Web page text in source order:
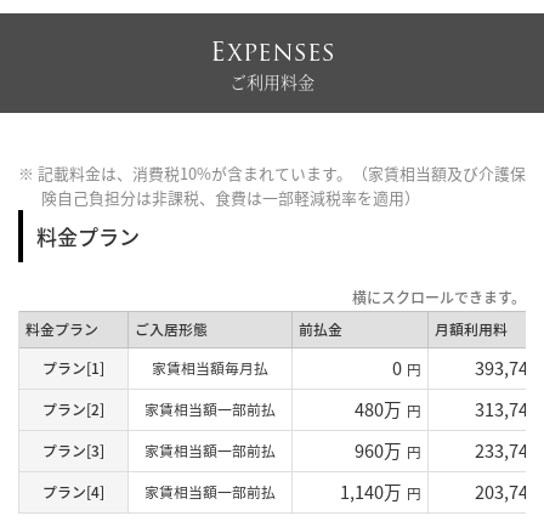
Expenses
ご利用料金
※ 記載料金は、消費税10%が含まれています。（家賃相当額及び介護保
険自己負担分は非課税、食費は一部軽減税率を適用）
料金プラン
料金プラン ご入居形態 前払金
月額利用料
プラン[1]
家賃相当額毎月払 0 円 393,740
プラン[2]
家賃相当額一部前払 480万 円 313,740
プラン[3]
家賃相当額一部前払 960万 円 233,740
プラン[4]
家賃相当額一部前払 1,140万 円 203,740